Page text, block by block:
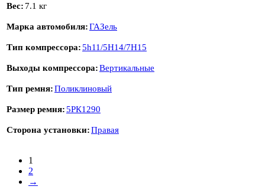
Вес 7.1 кг
Марка автомобиля ГАЗель
Тип компрессора 5h11/5H14/7H15
Выходы компрессора Вертикальные
Тип ремня Поликлиновый
Размер ремня 5РК1290
Сторона установки Правая
1
2
→